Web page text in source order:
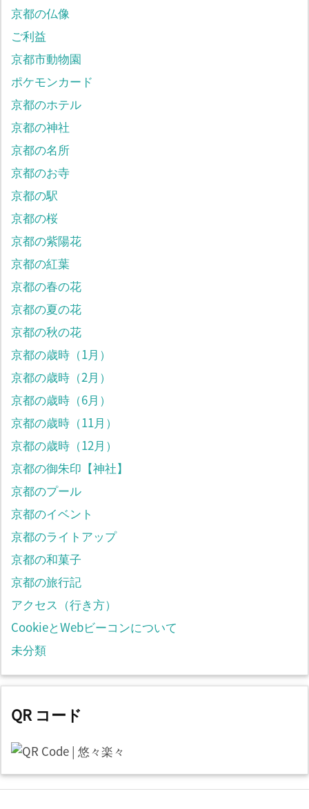
京都の仏像
ご利益
京都市動物園
ポケモンカード
京都のホテル
京都の神社
京都の名所
京都のお寺
京都の駅
京都の桜
京都の紫陽花
京都の紅葉
京都の春の花
京都の夏の花
京都の秋の花
京都の歳時（1月）
京都の歳時（2月）
京都の歳時（6月）
京都の歳時（11月）
京都の歳時（12月）
京都の御朱印【神社】
京都のプール
京都のイベント
京都のライトアップ
京都の和菓子
京都の旅行記
アクセス（行き方）
CookieとWebビーコンについて
未分類
QR コード